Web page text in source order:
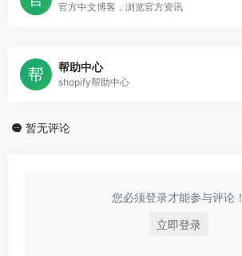
官方中文博客，浏览官方资讯
帮助中心
shopify帮助中心
暂无评论
您必须登录才能参与评论！
立即登录